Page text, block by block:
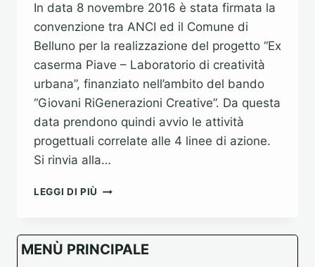
In data 8 novembre 2016 è stata firmata la
convenzione tra ANCI ed il Comune di
Belluno per la realizzazione del progetto “Ex
caserma Piave – Laboratorio di creatività
urbana”, finanziato nell’ambito del bando
“Giovani RiGenerazioni Creative”. Da questa
data prendono quindi avvio le attività
progettuali correlate alle 4 linee di azione.
Si rinvia alla…
LEGGI DI PIÙ 8
–
STIPULA
MENÙ PRINCIPALE